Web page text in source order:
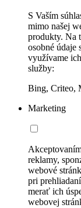
S Vaším
mimo našej
produkty. Na
osobné údaje
využívame
služby:
Bing, Criteo,
Marketing
reklamy,
webové
pri
merať ich
webovej